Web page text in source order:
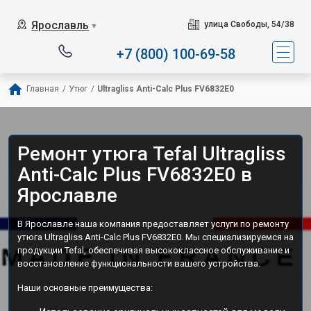
Ярославль ▼ улица Свободы, 54/38
+7 (800) 100-69-58
Главная / Утюг / Ultragliss Anti-Calc Plus FV6832E0
Ремонт утюга Tefal Ultragliss
Anti-Calc Plus FV6832E0 в
Ярославле
В Ярославле наша компания предоставляет услуги по ремонту
утюга Ultragliss Anti-Calc Plus FV6832E0. Мы специализируемся на
продукции Tefal, обеспечивая высококлассное обслуживание и
восстановление функциональности вашего устройства.
Наши основные преимущества: